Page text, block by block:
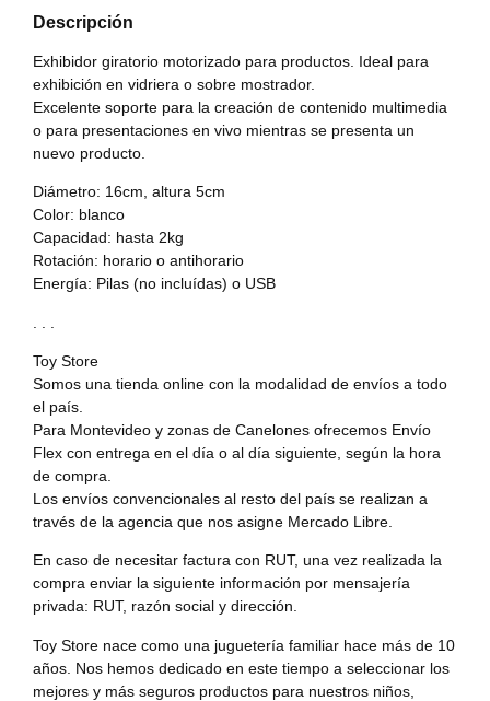
Descripción
Exhibidor giratorio motorizado para productos. Ideal para
exhibición en vidriera o sobre mostrador.
Excelente soporte para la creación de contenido multimedia
o para presentaciones en vivo mientras se presenta un
nuevo producto.
Diámetro: 16cm, altura 5cm
Color: blanco
Capacidad: hasta 2kg
Rotación: horario o antihorario
Energía: Pilas (no incluídas) o USB
Toy Store
Somos una tienda online con la modalidad de envíos a todo
el país.
Para Montevideo y zonas de Canelones ofrecemos Envío
Flex con entrega en el día o al día siguiente, según la hora
de compra.
Los envíos convencionales al resto del país se realizan a
través de la agencia que nos asigne Mercado Libre.
En caso de necesitar factura con RUT, una vez realizada la
compra enviar la siguiente información por mensajería
privada: RUT, razón social y dirección.
Toy Store nace como una juguetería familiar hace más de 10
años. Nos hemos dedicado en este tiempo a seleccionar los
mejores y más seguros productos para nuestros niños,